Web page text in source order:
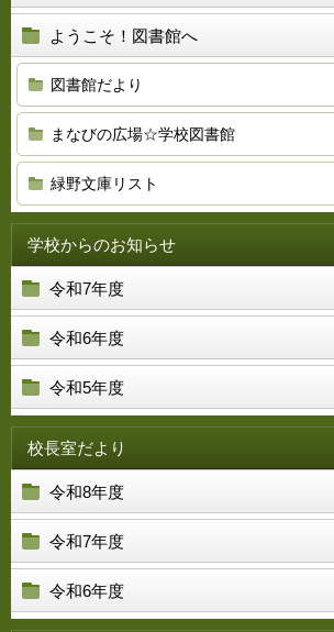
ようこそ！図書館へ
図書館だより
まなびの広場☆学校図書館
緑野文庫リスト
学校からのお知らせ
令和7年度
令和6年度
令和5年度
校長室だより
令和8年度
令和7年度
令和6年度